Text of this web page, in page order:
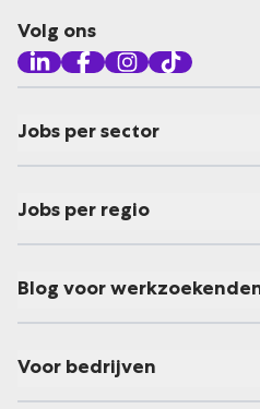
Volg ons
Jobs per sector
Jobs per regio
Blog voor
Voor bedrijven